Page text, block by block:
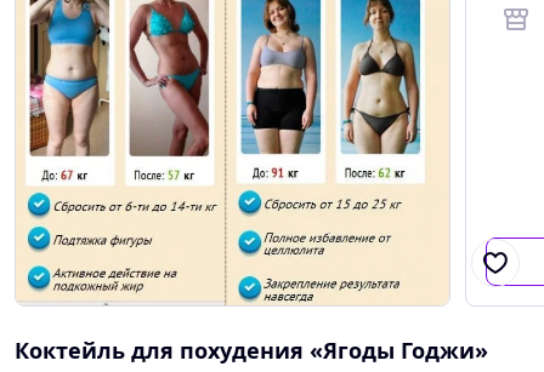
Коктейль для похудения «Ягоды Годжи»